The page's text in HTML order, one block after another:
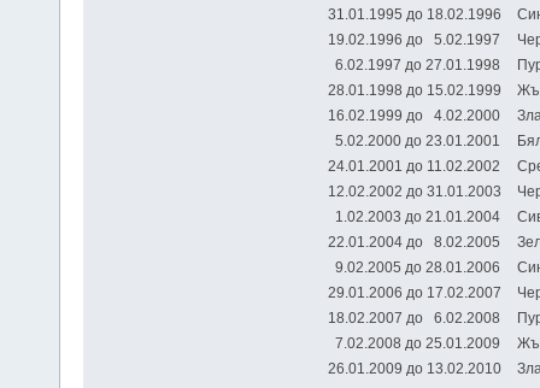
31.01.1995 до 18.02.1996
19.02.1996 до 5.02.1997
6.02.1997 до 27.01.1998
28.01.1998 до 15.02.1999
16.02.1999 до 4.02.2000
5.02.2000 до 23.01.2001
24.01.2001 до 11.02.2002
12.02.2002 до 31.01.2003
1.02.2003 до 21.01.2004
22.01.2004 до 8.02.2005
9.02.2005 до 28.01.2006
29.01.2006 до 17.02.2007
18.02.2007 до 6.02.2008
7.02.2008 до 25.01.2009
26.01.2009 до 13.02.2010